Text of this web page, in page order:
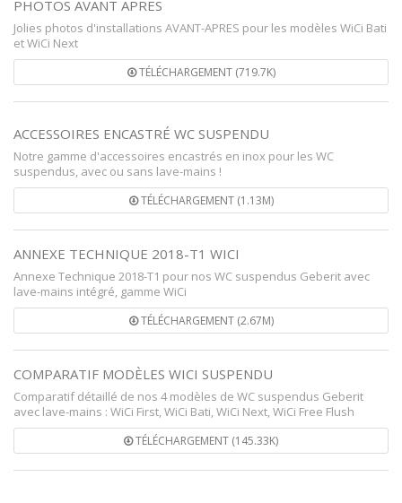
PHOTOS AVANT APRES
Jolies photos d'installations AVANT-APRES pour les modèles WiCi Bati
et WiCi Next
TÉLÉCHARGEMENT (719.7K)
ACCESSOIRES ENCASTRÉ WC SUSPENDU
Notre gamme d'accessoires encastrés en inox pour les WC
suspendus, avec ou sans lave-mains !
TÉLÉCHARGEMENT (1.13M)
ANNEXE TECHNIQUE 2018-T1 WICI
Annexe Technique 2018-T1 pour nos WC suspendus Geberit avec
lave-mains intégré, gamme WiCi
TÉLÉCHARGEMENT (2.67M)
COMPARATIF MODÈLES WICI SUSPENDU
Comparatif détaillé de nos 4 modèles de WC suspendus Geberit
avec lave-mains : WiCi First, WiCi Bati, WiCi Next, WiCi Free Flush
TÉLÉCHARGEMENT (145.33K)